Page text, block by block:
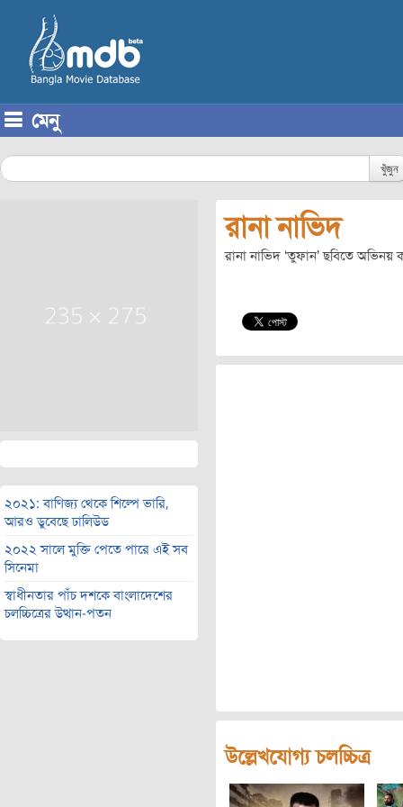
মেনু
খুঁজুন
২০২১: বাণিজ্য থেকে শিল্পে ভারি,
আরও ডুবেছে ঢালিউড
২০২২ সালে মুক্তি পেতে পারে এই সব
সিনেমা
স্বাধীনতার পাঁচ দশকে বাংলাদেশের
চলচ্চিত্রের উত্থান-পতন
রানা নাভিদ
রানা নাভিদ ‘তুফান’ ছবিতে অভিনয়
উল্লেখযোগ্য চলচ্চিত্র